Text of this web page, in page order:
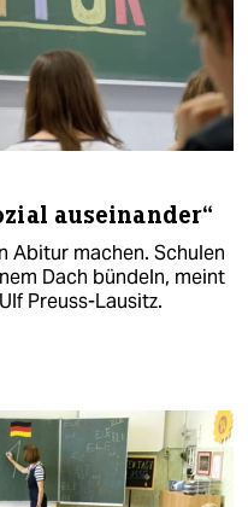
auseinander“
Abitur machen. Schulen
Dach bündeln, meint
Preuss-Lausitz.